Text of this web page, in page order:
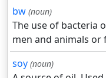
bw (noun)
The use of bacteria
men and animals or
soy (noun)